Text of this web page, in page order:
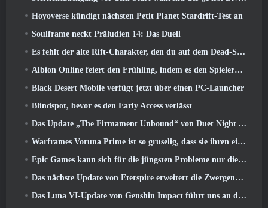
Hoyoverse kündigt nächsten Petit Planet Stardrift-Test an
Soulframe neckt Präludien 14: Das Duell
Es fehlt der alte Rift-Charakter, den du auf dem Dead-Server zurückgelassen hast? Gamigo hat eine Lösung dafür
Albion Online feiert den Frühling, indem es den Spielern ein süßes Hasen-Reittier anbietet
Black Desert Mobile verfügt jetzt über einen PC-Launcher
Blindspot, bevor es den Early Access verlässt
Das Update „The Firmament Unbound“ von Duet Night Abyss schließt die Geschichte von Huaxu ab
Warframes Voruna Prime ist so gruselig, dass sie ihren eigenen Red-Band-Trailer bekommen hat
Epic Games kann sich für die jüngsten Probleme nur die Schuld geben
Das nächste Update von Eterspire erweitert die Zwergenminen und bietet eine vollständige Überarbeitung des Bosskampfs
Das Luna VI-Update von Genshin Impact führt uns an den Ort, von dem Mondstadt immer wieder spricht, den wir aber noch nie gesehen haben